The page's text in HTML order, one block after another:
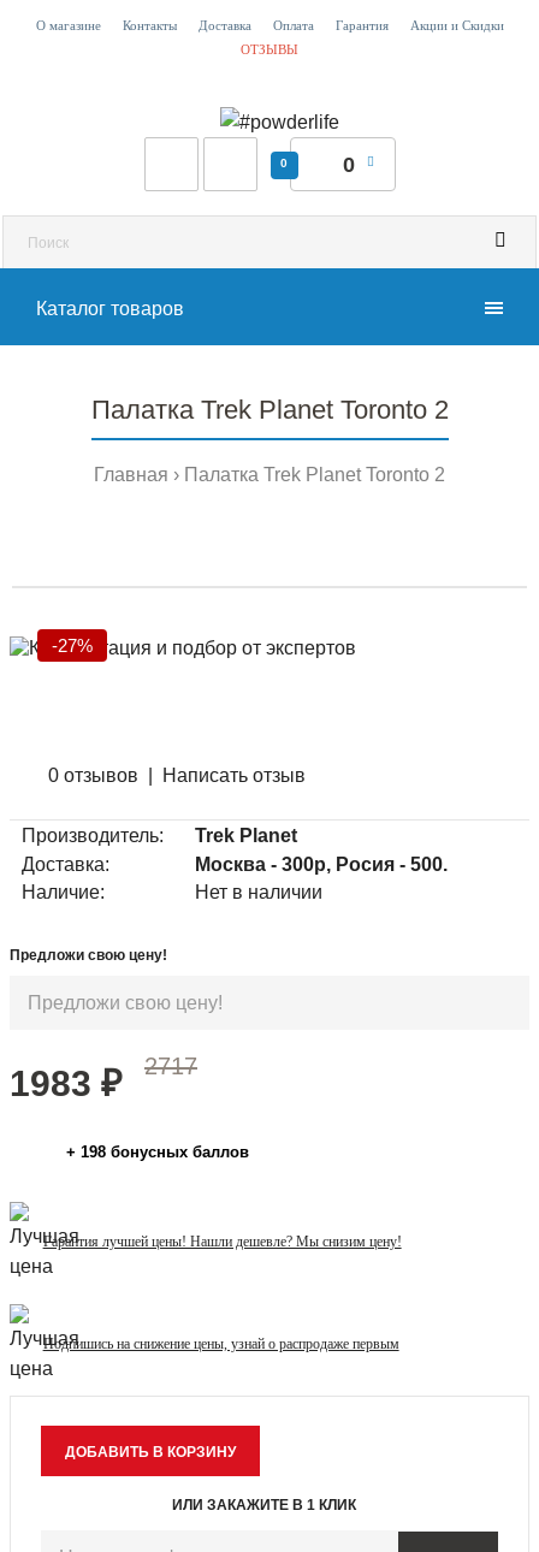
О магазине Контакты Доставка Оплата Гарантия
Акции и Скидки
ОТЗЫВЫ
0 0
Каталог товаров
Палатка Trek Planet Toronto 2
Главная Палатка Trek Planet Toronto 2
-27%
0 отзывов Написать отзыв
Производитель:
Trek Planet
Доставка:
Москва - 300р, Росия - 500.
Наличие:
Нет в наличии
Предложи свою цену!
1983 ₽ 2717
+ 198 бонусных баллов
Гарантия лучшей цены! Нашли дешевле? Мы снизим цену!
Подпишись на снижение цены, узнай о распродаже первым
ИЛИ ЗАКАЖИТЕ В 1 КЛИК